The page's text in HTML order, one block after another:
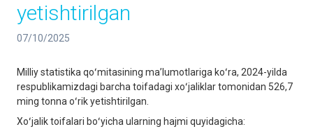
yetishtirilgan
07/10/2025
Milliy statistika qoʻmitasining maʼlumotlariga koʻra, 2024-yilda
respublikamizdagi barcha toifadagi xoʻjaliklar tomonidan 526,7
ming tonna oʻrik yetishtirilgan.
Xoʻjalik toifalari boʻyicha ularning hajmi quyidagicha: